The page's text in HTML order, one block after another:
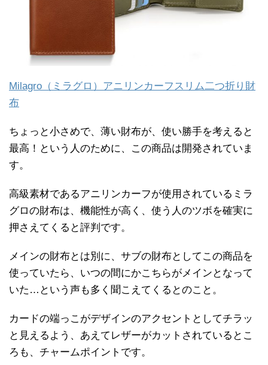
Milagro（ミラグロ）アニリンカーフスリム二つ折り財
布
ちょっと小さめで、薄い財布が、使い勝手を考えると
最高！という人のために、この商品は開発されていま
す。
高級素材であるアニリンカーフが使用されているミラ
グロの財布は、機能性が高く、使う人のツボを確実に
押さえてくると評判です。
メインの財布とは別に、サブの財布としてこの商品を
使っていたら、いつの間にかこちらがメインとなって
いた…という声も多く聞こえてくるとのこと。
カードの端っこがデザインのアクセントとしてチラッ
と見えるよう、あえてレザーがカットされているとこ
ろも、チャームポイントです。